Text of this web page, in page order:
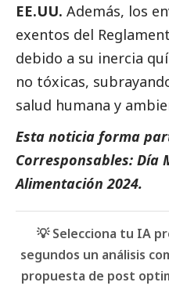
EE.UU. Además, los
exentos del
debido a su inercia
no tóxicas,
salud humana y
Esta noticia forma
Corresponsables: Día
Alimentación 2024.
💡 Selecciona tu IA
segundos un análisis
propuesta de post